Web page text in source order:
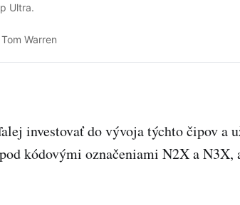
Ultra.
Tom Warren
investovať do vývoja týchto čipov a
kódovými označeniami N2X a